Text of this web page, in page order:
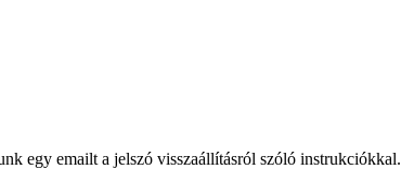
egy emailt a jelszó visszaállításról szóló instrukciókkal.